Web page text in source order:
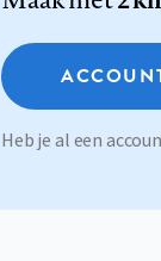
Heb je al een